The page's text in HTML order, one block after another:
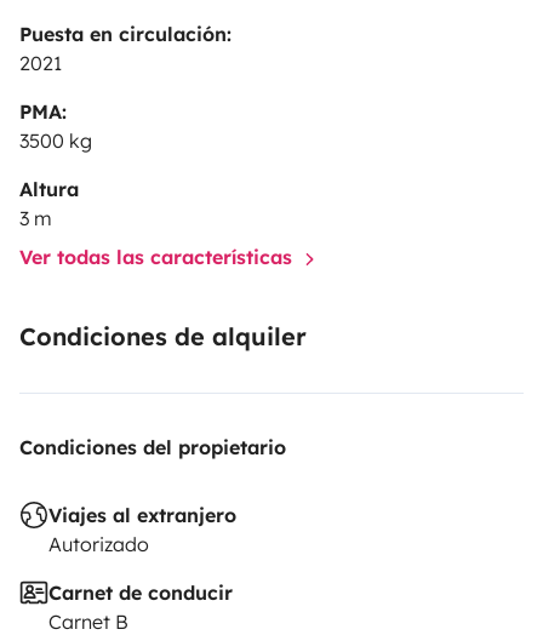
Puesta en circulación:
2021
PMA:
3500 kg
Altura
3 m
Ver todas las características
Condiciones de alquiler
Condiciones del propietario
Viajes al extranjero
Autorizado
Carnet de conducir
Carnet B